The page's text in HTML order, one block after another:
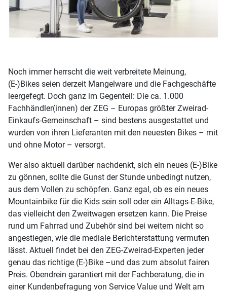
Noch immer herrscht die weit verbreitete Meinung,
(E-)Bikes seien derzeit Mangelware und die Fachgeschäfte
leergefegt. Doch ganz im Gegenteil: Die ca. 1.000
Fachhändler(innen) der ZEG – Europas größter Zweirad-
Einkaufs-Gemeinschaft – sind bestens ausgestattet und
wurden von ihren Lieferanten mit den neuesten Bikes – mit
und ohne Motor – versorgt.
Wer also aktuell darüber nachdenkt, sich ein neues (E-)Bike
zu gönnen, sollte die Gunst der Stunde unbedingt nutzen,
aus dem Vollen zu schöpfen. Ganz egal, ob es ein neues
Mountainbike für die Kids sein soll oder ein Alltags-E-Bike,
das vielleicht den Zweitwagen ersetzen kann. Die Preise
rund um Fahrrad und Zubehör sind bei weitem nicht so
angestiegen, wie die mediale Berichterstattung vermuten
lässt. Aktuell findet bei den ZEG-Zweirad-Experten jeder
genau das richtige (E-)Bike –und das zum absolut fairen
Preis. Obendrein garantiert mit der Fachberatung, die in
einer Kundenbefragung von Service Value und Welt am